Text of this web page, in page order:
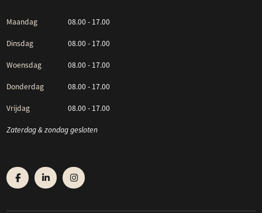
Maandag 08.00 - 17.00
Dinsdag 08.00 - 17.00
Woensdag 08.00 - 17.00
Donderdag 08.00 - 17.00
Vrijdag 08.00 - 17.00
Zaterdag & zondag gesloten